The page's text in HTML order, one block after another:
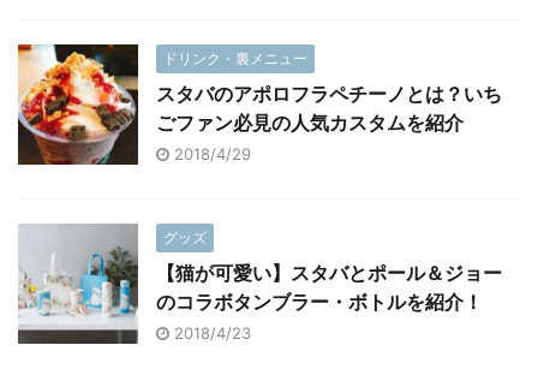
ドリンク・裏メニュー
スタバのアポロフラペチーノとは？いち
ごファン必見の人気カスタムを紹介
2018/4/29
グッズ
【猫が可愛い】スタバとポール＆ジョー
のコラボタンブラー・ボトルを紹介！
2018/4/23